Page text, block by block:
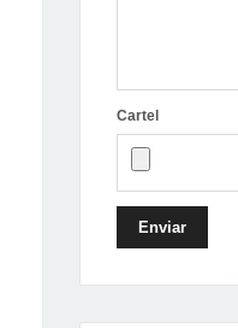
Cartel
Enviar